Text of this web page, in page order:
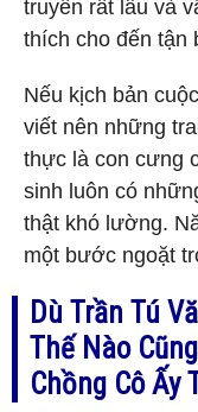
truyền rất lâu và
thích cho đến tận
Nếu kịch bản
viết nên những
thực là con cưng
sinh luôn có
thật khó lường.
một bước ngoặt
Dù Trần Tú
Thế Nào
Chồng Cô Ấy